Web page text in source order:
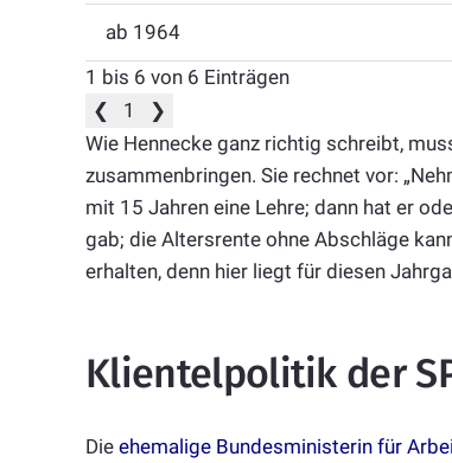
ab 1964
1 bis 6 von 6 Einträgen
❮
1
❯
Wie Hennecke ganz richtig schreibt,
zusammenbringen. Sie rechnet vor:
mit 15 Jahren eine Lehre; dann hat er
gab; die Altersrente ohne Abschläge
erhalten, denn hier liegt für diesen
Klientelpolitik der
Die ehemalige Bundesministerin für